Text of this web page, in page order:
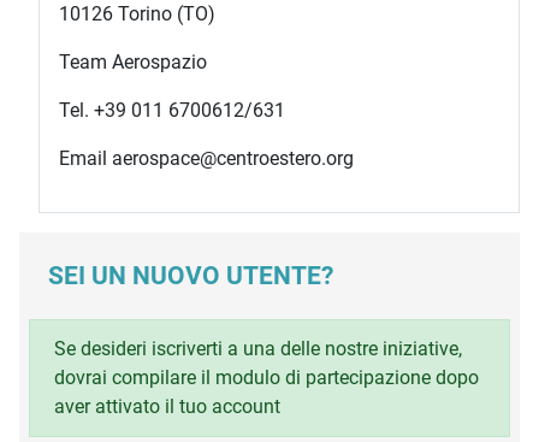
10126 Torino (TO)
Team Aerospazio
Tel. +39 011 6700612/631
Email aerospace@centroestero.org
SEI UN NUOVO UTENTE?
Se desideri iscriverti a una delle nostre iniziative,
dovrai compilare il modulo di partecipazione dopo
aver attivato il tuo account